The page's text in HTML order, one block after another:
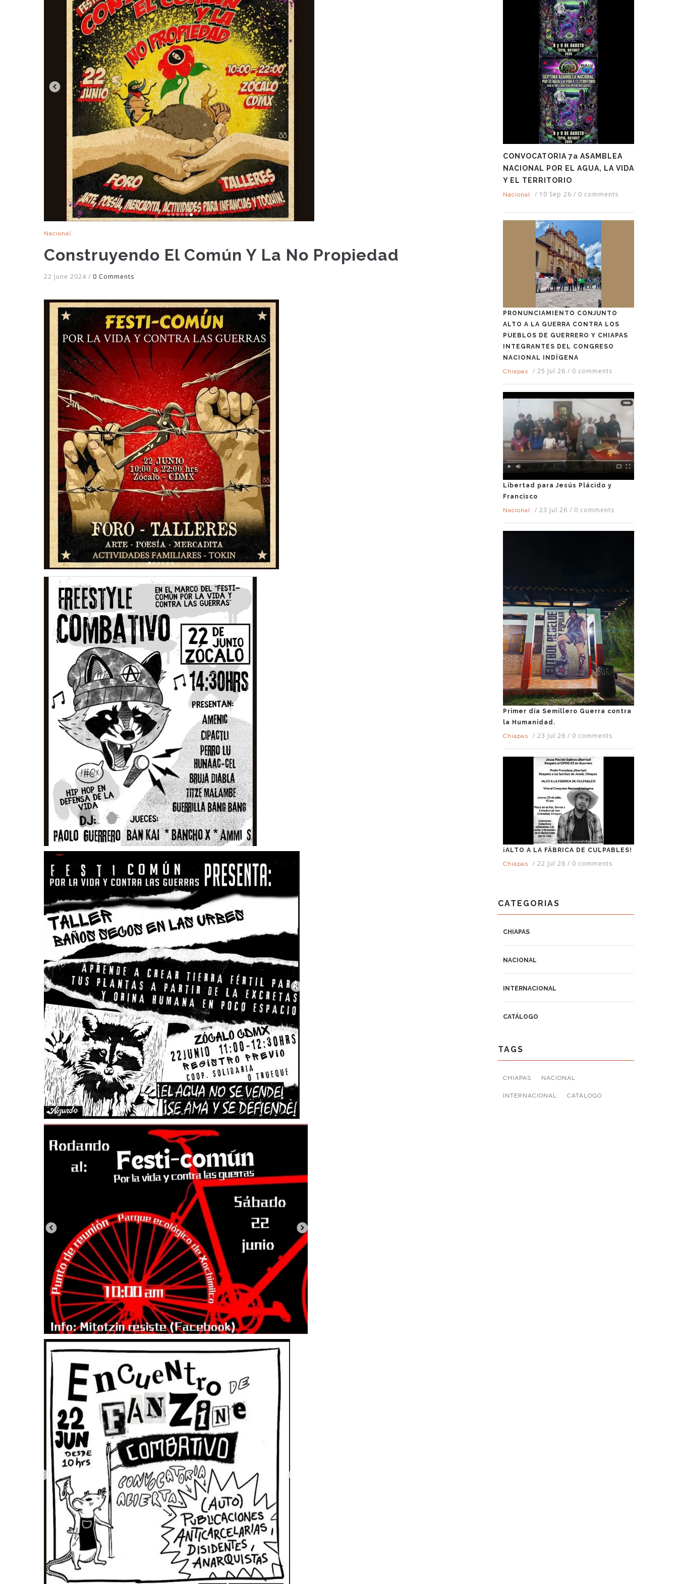
Nacional
Construyendo El Común Y La No Propiedad
22 June 2024 / 0 Comments
CONVOCATORIA 7a ASAMBLEA
NACIONAL POR EL AGUA, LA VIDA
Y EL TERRITORIO
Nacional / 10 Sep 26 / 0 comments
PRONUNCIAMIENTO CONJUNTO
ALTO A LA GUERRA CONTRA LOS
PUEBLOS DE GUERRERO Y CHIAPAS
INTEGRANTES DEL CONGRESO
NACIONAL INDÍGENA
Chiapas
/ 25 Jul 26 / 0 comments
Libertad para Jesús Plácido y
Francisco
Nacional
/ 23 Jul 26 / 0 comments
Primer día Semillero Guerra contra
la Humanidad.
Chiapas
/ 23 Jul 26 / 0 comments
¡ALTO A LA FÁBRICA DE CULPABLES!
Chiapas
/ 22 Jul 26 / 0 comments
CATEGORIAS
CHIAPAS
NACIONAL
INTERNACIONAL
CATÁLOGO
TAGS
CHIAPAS NACIONAL
INTERNACIONAL CATÁLOGO